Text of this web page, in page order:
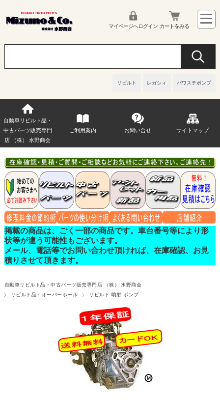
リビルト レガシィ パワステポンプ
マイページへログイン カートをみる
自動車リビルト品・
中古パーツ販売専門
店 （株） 水野商会
ご利用案内 お問い合せ サイトマップ
掲載の商品は、ごく一部の商品です。車台番号等により形
状等が違う可能性もございます。
メール、電話等でお問い合わせ頂ければ、在庫確認、お見
積りさせて頂きます。
自動車リビルト品・中古パーツ販売専門店 （株） 水野商会
リビルト品・オーバーホール
リビルト 噴射 ポンプ